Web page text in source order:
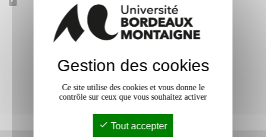
Gestion des cookies
Ce site utilise des cookies et vous donne le
contrôle sur ceux que vous souhaitez activer
Tout accepter